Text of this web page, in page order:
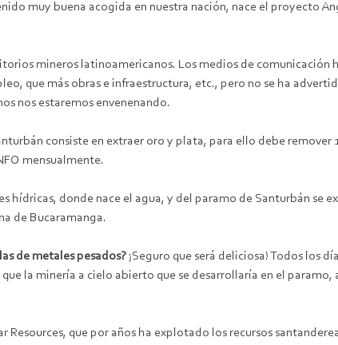
muy buena acogida en nuestra nación, nace el proyecto
mineros latinoamericanos. Los medios de comunicación
que más obras e infraestructura, etc., pero no se ha
nos estaremos envenenando.
consiste en extraer oro y plata, para ello debe remover
mensualmente.
donde nace el agua, y del paramo de Santurbán se
de Bucaramanga.
de metales pesados? ¡Seguro que será deliciosa! Todos los
la minería a cielo abierto que se desarrollaría en el paramo,
que por años ha explotado los recursos